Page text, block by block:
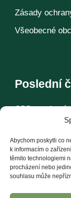
Abychom poskytli co
k informacím o
těmito technologiemi
procházení nebo
souhlasu může
Zásady
Všeobecné
Poslední
CBD pro